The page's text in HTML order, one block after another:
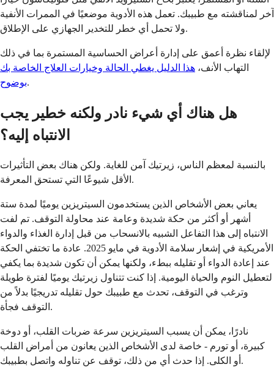
آخر لمناقشته مع طبيبك. تعمل هذه الأدوية موضعيًا في الممرات الأنفية
ولا تحمل أي خطر للتخدير الجهازي على الإطلاق.
لإلقاء نظرة أعمق على إدارة أعراض الحساسية المستمرة بما في ذلك
التهاب الأنف، هذا الدليل يغطي الحالة وخيارات العلاج الخاصة بك
بوضوح.
هل هناك أي شيء نادر ولكنه خطير يجب
الانتباه إليه؟
بالنسبة لمعظم الناس، زيرتيك آمن للغاية. ولكن هناك بعض التأثيرات
الأقل شيوعًا التي تستحق المعرفة.
يعاني بعض الأشخاص الذين يستخدمون السيتريزين يوميًا لمدة ستة
أشهر أو أكثر من حكة شديدة وعامة عند محاولة التوقف. تم لفت
الانتباه إلى هذا التفاعل الشبيه بالانسحاب من قبل إدارة الغذاء والدواء
الأمريكية في إشعار سلامة الأدوية في مايو 2025. عادة ما تختفي الحكة
عند إعادة الدواء أو تقليله ببطء، ولكنها يمكن أن تكون شديدة بما يكفي
لتعطيل النوم والحياة اليومية. إذا كنت تتناول زيرتيك يوميًا لفترة طويلة
وترغب في التوقف، تحدث مع طبيبك حول تقليله تدريجيًا بدلاً من
التوقف فجأة.
نادرًا، يمكن أن يسبب السيتريزين سرعة ضربات القلب، أو دوخة
كبيرة، أو تورم - خاصة لدى الأشخاص الذين يعانون من أمراض القلب
أو الكلى. إذا حدث أي من ذلك، توقف عن تناوله واتصل بطبيبك.